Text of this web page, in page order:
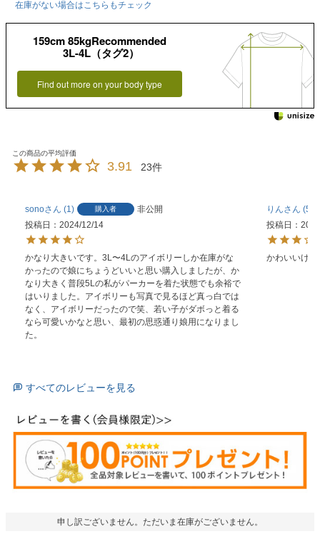
在庫がない場合はこちらもチェック
159cm 85kgRecommended
3L-4L（タグ2）
Find out more on your body type
3.91 23
sono 1 購入者
非公開
投稿日
2024/12/14
かなり大きいです。3L〜4Lのアイボリーしか在庫がな
かったので娘にちょうどいいと思い購入しましたが、か
なり大きく普段5Lの私がパーカーを着た状態でも余裕で
はいりました。アイボリーも写真で見るほど真っ白では
なく、アイボリーだったので笑、若い子がダボっと着る
なら可愛いかなと思い、最初の思惑通り娘用になりまし
た。
りん
58
投稿日
かわいいけ
すべてのレビューを見る
申し訳ございません。ただいま在庫がございません。